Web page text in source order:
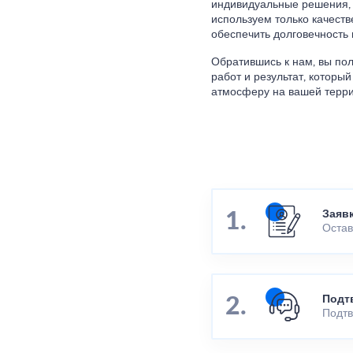
индивидуальные
используем только
обеспечить
Обратившись к нам, вы
работ и результат,
атмосферу на вашей